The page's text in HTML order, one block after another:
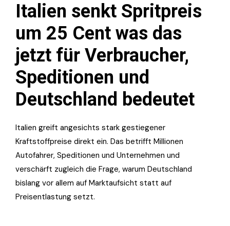
Italien senkt Spritpreis
um 25 Cent was das
jetzt für Verbraucher,
Speditionen und
Deutschland bedeutet
Italien greift angesichts stark gestiegener
Kraftstoffpreise direkt ein. Das betrifft Millionen
Autofahrer, Speditionen und Unternehmen und
verschärft zugleich die Frage, warum Deutschland
bislang vor allem auf Marktaufsicht statt auf
Preisentlastung setzt.